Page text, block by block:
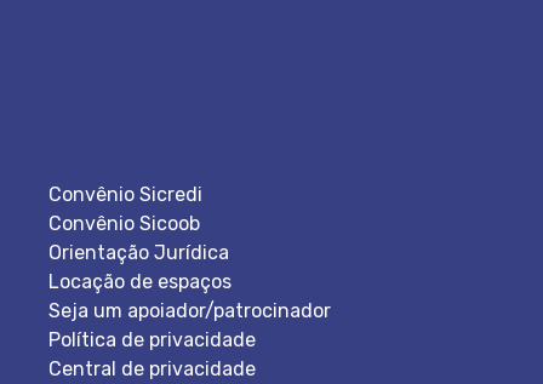
Convênio Sicredi
Convênio Sicoob
Orientação Jurídica
Locação de espaços
Seja um apoiador/patrocinador
Política de privacidade
Central de privacidade